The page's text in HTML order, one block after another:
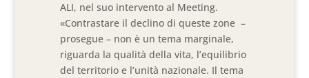
ALI, nel suo intervento al Meeting.
«Contrastare il declino di queste zone –
prosegue – non è un tema marginale,
riguarda la qualità della vita, l’equilibrio
del territorio e l’unità nazionale. Il tema